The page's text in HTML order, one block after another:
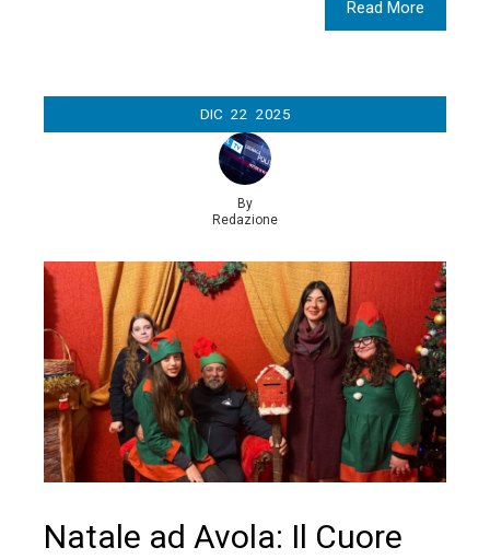
Read More
DIC 22 2025
By
Redazione
Natale ad Avola: Il Cuore